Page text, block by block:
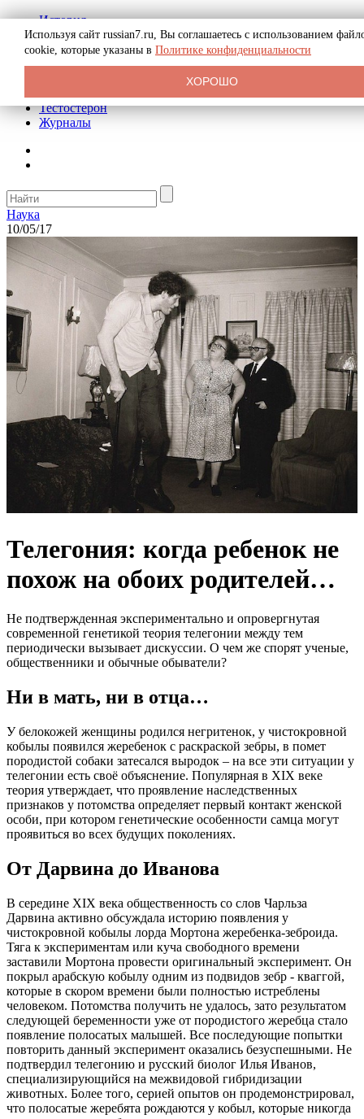
История
Биография
Криминал
Реклама на сайте
Тестостерон
Журналы
Наука
10/05/17
Телегония: когда ребенок не
похож на обоих родителей…
Не подтвержденная экспериментально и опровергнутая
современной генетикой теория телегонии между тем
периодически вызывает дискуссии. О чем же спорят ученые,
общественники и обычные обыватели?
Ни в мать, ни в отца…
У белокожей женщины родился негритенок, у чистокровной
кобылы появился жеребенок с раскраской зебры, в помет
породистой собаки затесался выродок – на все эти ситуации у
телегонии есть своё объяснение. Популярная в XIX веке
теория утверждает, что проявление наследственных
признаков у потомства определяет первый контакт женской
особи, при котором генетические особенности самца могут
проявиться во всех будущих поколениях.
От Дарвина до Иванова
В середине XIX века общественность со слов Чарльза
Дарвина активно обсуждала историю появления у
чистокровной кобылы лорда Мортона жеребенка-зеброида.
Тяга к экспериментам или куча свободного времени
заставили Мортона провести оригинальный эксперимент. Он
покрыл арабскую кобылу одним из подвидов зебр - кваггой,
которые в скором времени были полностью истреблены
человеком. Потомства получить не удалось, зато результатом
следующей беременности уже от породистого жеребца стало
появление полосатых малышей. Все последующие попытки
повторить данный эксперимент оказались безуспешными. Не
подтвердил телегонию и русский биолог Илья Иванов,
специализирующийся на межвидовой гибридизации
животных. Более того, серией опытов он продемонстрировал,
что полосатые жеребята рождаются у кобыл, которые никогда
Используя сайт russian7.ru, Вы соглашаетесь с использованием
cookie, которые указаны в Политике конфиденциальности
ХОРОШО